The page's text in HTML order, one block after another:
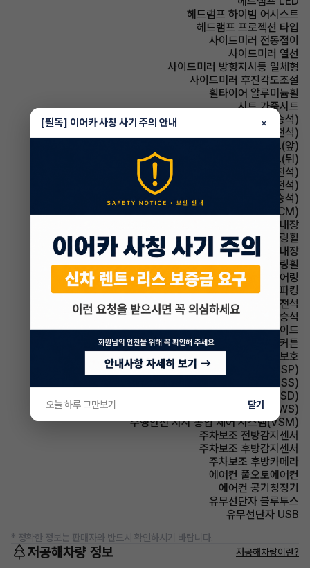
헤드램프 하이빔 어시스트
헤드램프 프로젝션 타입
사이드미러 전동접이
사이드미러 열선
사이드미러 방향지시등 일체형
사이드미러 후진각도조절
휠타이어 알루미늄휠
시트 가죽시트
시트 전동시트(동승석)
시트 전동시트(운전석)
시트 열선시트(앞)
시트 열선시트(뒤)
시트 메모리시트(운전석)
시트 통풍시트(운전석)
시트 통풍시트(동승석)
룸미러 전자식 룸미러(ECM)
룸미러 하이패스 내장
스티어링휠 가죽스티어링휠
스티어링휠 열선내장
스티어링휠 속도감응식 스티어링휠
스티어링휠 텔레스코픽 스티어링
파킹 전자식 파킹
에어백 운전석
에어백 동승석
에어백 사이드
에어백 커튼
에어백 무릎보호
주행안전 차체자세제어장치(VDC,ESC,ESP)
주행안전 급제동경보시스템(ESS)
주행안전 후측방경보시스템(BSD)
주행안전 차선이탈경보(LDWS)
주행안전 샤시 통합 제어 시스템(VSM)
주차보조 전방감지센서
주차보조 후방감지센서
주차보조 후방카메라
에어컨 풀오토에어컨
에어컨 공기청정기
유무선단자 블루투스
유무선단자 USB
* 정확한 정보는 판매자와 반드시 확인하시기 바랍니다.
저공해차량 정보 저공해차량이란?
[필독] 이어카 사칭 사기 주의 안내 ×
오늘 하루 그만보기 닫기